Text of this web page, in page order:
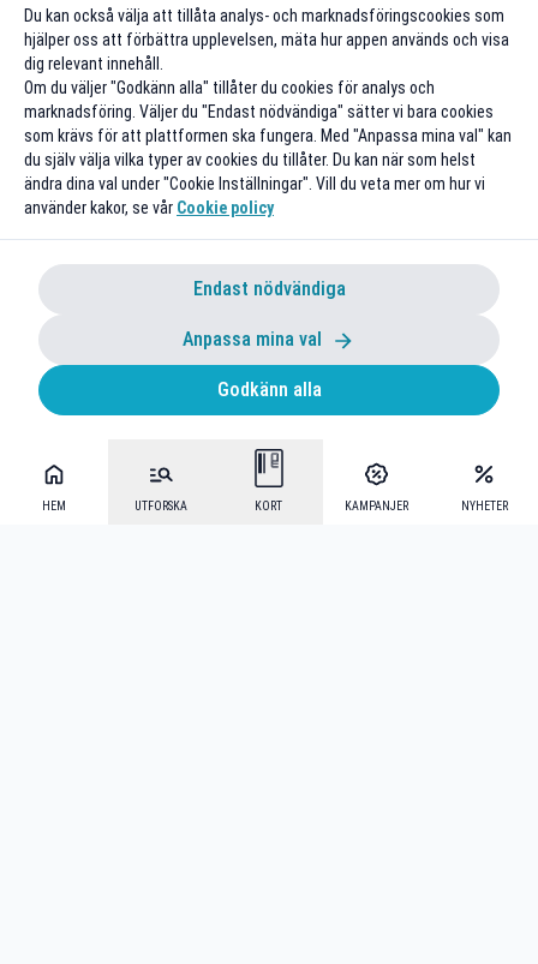
HEM UTFORSKA KORT KAMPANJER NYHETER
Du kan också välja att tillåta analys- och marknadsföringscookies som
hjälper oss att förbättra upplevelsen, mäta hur appen används och visa
dig relevant innehåll.
Om du väljer "Godkänn alla" tillåter du cookies för analys och
marknadsföring. Väljer du "Endast nödvändiga" sätter vi bara cookies
som krävs för att plattformen ska fungera. Med "Anpassa mina val" kan
du själv välja vilka typer av cookies du tillåter. Du kan när som helst
ändra dina val under "Cookie Inställningar". Vill du veta mer om hur vi
använder kakor, se vår Cookie policy
Endast nödvändiga
Anpassa mina val
Godkänn alla